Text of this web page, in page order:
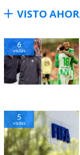
VISTO
6
visitas
5
visitas